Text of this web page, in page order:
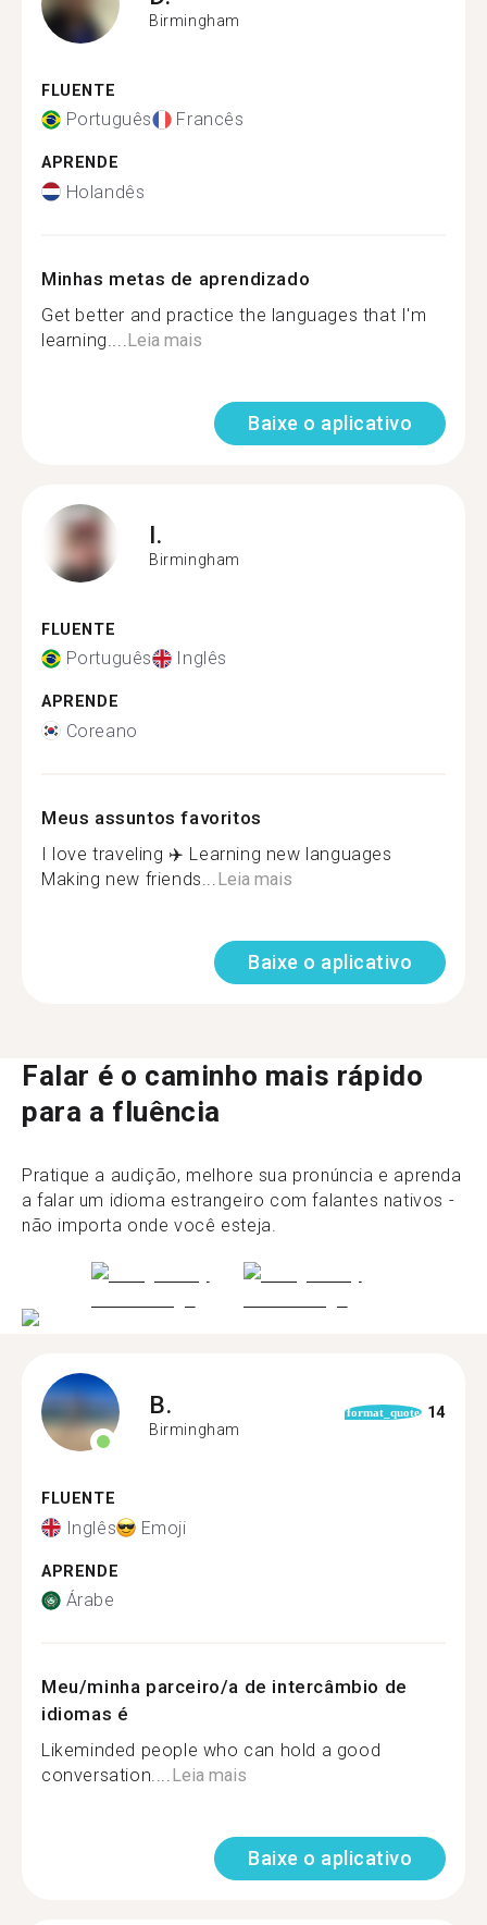
Birmingham
FLUENTE
Português Francês
APRENDE
Holandês
Minhas metas de aprendizado
Get better and practice the languages that I'm
learning.... Leia mais
Baixe o aplicativo
I.
Birmingham
FLUENTE
Português Inglês
APRENDE
Coreano
Meus assuntos favoritos
I love traveling ✈️ Learning new languages
Making new friends... Leia mais
Baixe o aplicativo
Falar é o caminho mais rápido
para a fluência
Pratique a audição, melhore sua pronúncia e aprenda
a falar um idioma estrangeiro com falantes nativos -
não importa onde você esteja.
B.
Birmingham
format_quote 14
FLUENTE
Inglês Emoji
APRENDE
Árabe
Meu/minha parceiro/a de intercâmbio de
idiomas é
Likeminded people who can hold a good
conversation....Leia mais
Baixe o aplicativo